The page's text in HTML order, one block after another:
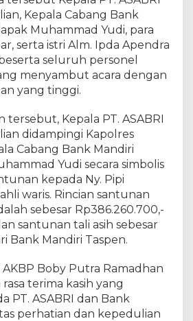
Kepala Cabang Bank
Muhammad Yudi, para
serta istri Alm. Ipda Apendra
seluruh personel
menyambut acara dengan
yang tinggi.
tersebut, Kepala PT. ASABRI
didampingi Kapolres
Cabang Bank Mandiri
Yudi secara simbolis
kepada Ny. Pipi
waris. Rincian santunan
sebesar Rp386.260.700,-
santunan tali asih sebesar
Bank Mandiri Taspen.
Boby Putra Ramadhan
terima kasih yang
PT. ASABRI dan Bank
perhatian dan kepedulian